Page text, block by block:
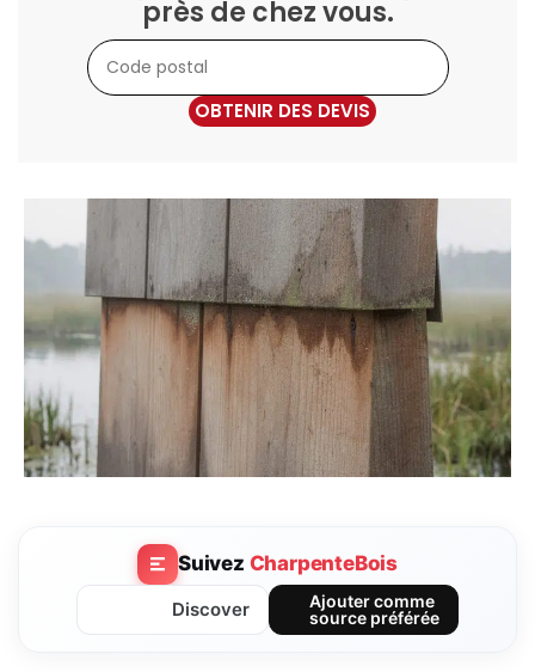
près de chez vous.
OBTENIR DES DEVIS
Suivez CharpenteBois
Discover
Ajouter comme
source préférée